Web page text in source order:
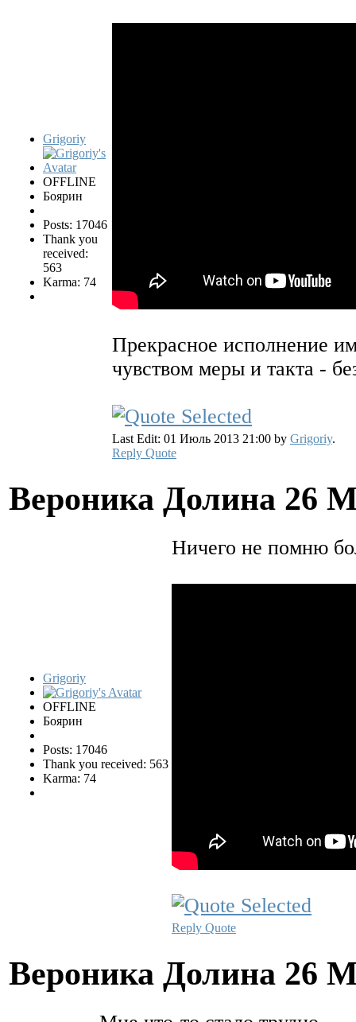
Grigoriy
OFFLINE
Боярин
Posts: 17046
Thank you
received:
563
Karma: 74
Прекрасное исполнение
чувством меры и такта -
Last Edit: 01 Июль 2013 21:00 by Grigoriy.
Reply Quote
Вероника Долина 26
Grigoriy
OFFLINE
Боярин
Posts: 17046
Thank you received: 563
Karma: 74
Ничего не помню
Reply Quote
Вероника Долина 26